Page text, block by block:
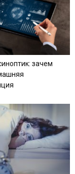
зачем